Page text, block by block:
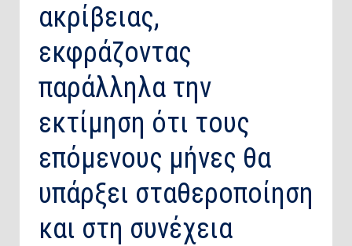
ακρίβειας,
εκφράζοντας
παράλληλα την
εκτίμηση ότι τους
επόμενους μήνες θα
υπάρξει σταθεροποίηση
και στη συνέχεια